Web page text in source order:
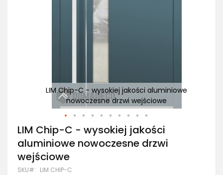
LIM Chip-C - wysokiej jakości aluminiowe
nowoczesne drzwi wejściowe
Przejdź
na
początek
galerii
LIM Chip-C - wysokiej jakości
aluminiowe nowoczesne drzwi
wejściowe
SKU LIM CHIP-C